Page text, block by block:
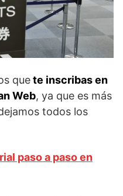
quete inscribas en
Web, ya que es más
todos los
paso a paso en